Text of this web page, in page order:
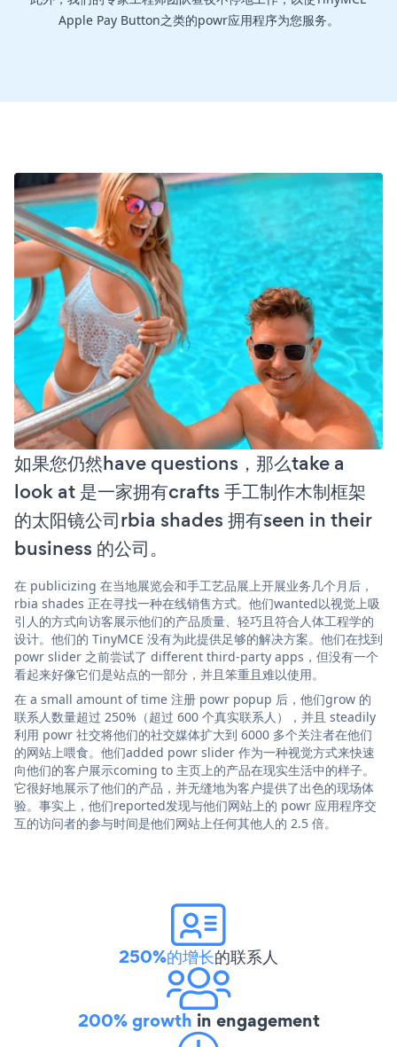
Apple Pay Button之类的powr应用程序为您服务。
如果您仍然have questions，那么take a
look at 是一家拥有crafts 手工制作木制框架
的太阳镜公司rbia shades 拥有seen in their
business 的公司。
在 publicizing 在当地展览会和手工艺品展上开展业务几个月后，
rbia shades 正在寻找一种在线销售方式。他们wanted以视觉上吸
引人的方式向访客展示他们的产品质量、轻巧且符合人体工程学的
设计。他们的 TinyMCE 没有为此提供足够的解决方案。他们在找到
powr slider 之前尝试了 different third-party apps，但没有一个
看起来好像它们是站点的一部分，并且笨重且难以使用。
在 a small amount of time 注册 powr popup 后，他们grow 的
联系人数量超过 250%（超过 600 个真实联系人），并且 steadily
利用 powr 社交将他们的社交媒体扩大到 6000 多个关注者在他们
的网站上喂食。他们added powr slider 作为一种视觉方式来快速
向他们的客户展示coming to 主页上的产品在现实生活中的样子。
它很好地展示了他们的产品，并无缝地为客户提供了出色的现场体
验。事实上，他们reported发现与他们网站上的 powr 应用程序交
互的访问者的参与时间是他们网站上任何其他人的 2.5 倍。
250%的增长的联系人
200% growth in engagement